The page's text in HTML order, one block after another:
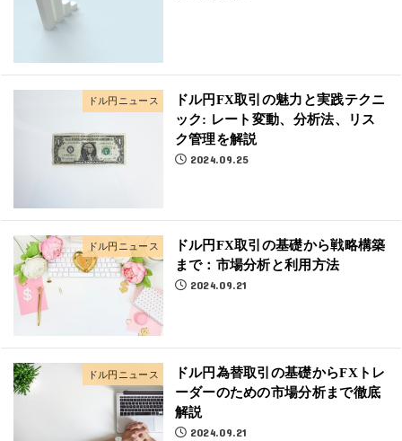
ドル円ニュース
ドル円FX取引の魅力と実践テクニ
ック: レート変動、分析法、リス
ク管理を解説
2024.09.25
ドル円ニュース
ドル円FX取引の基礎から戦略構築
まで：市場分析と利用方法
2024.09.21
ドル円ニュース
ドル円為替取引の基礎からFXトレ
ーダーのための市場分析まで徹底
解説
2024.09.21